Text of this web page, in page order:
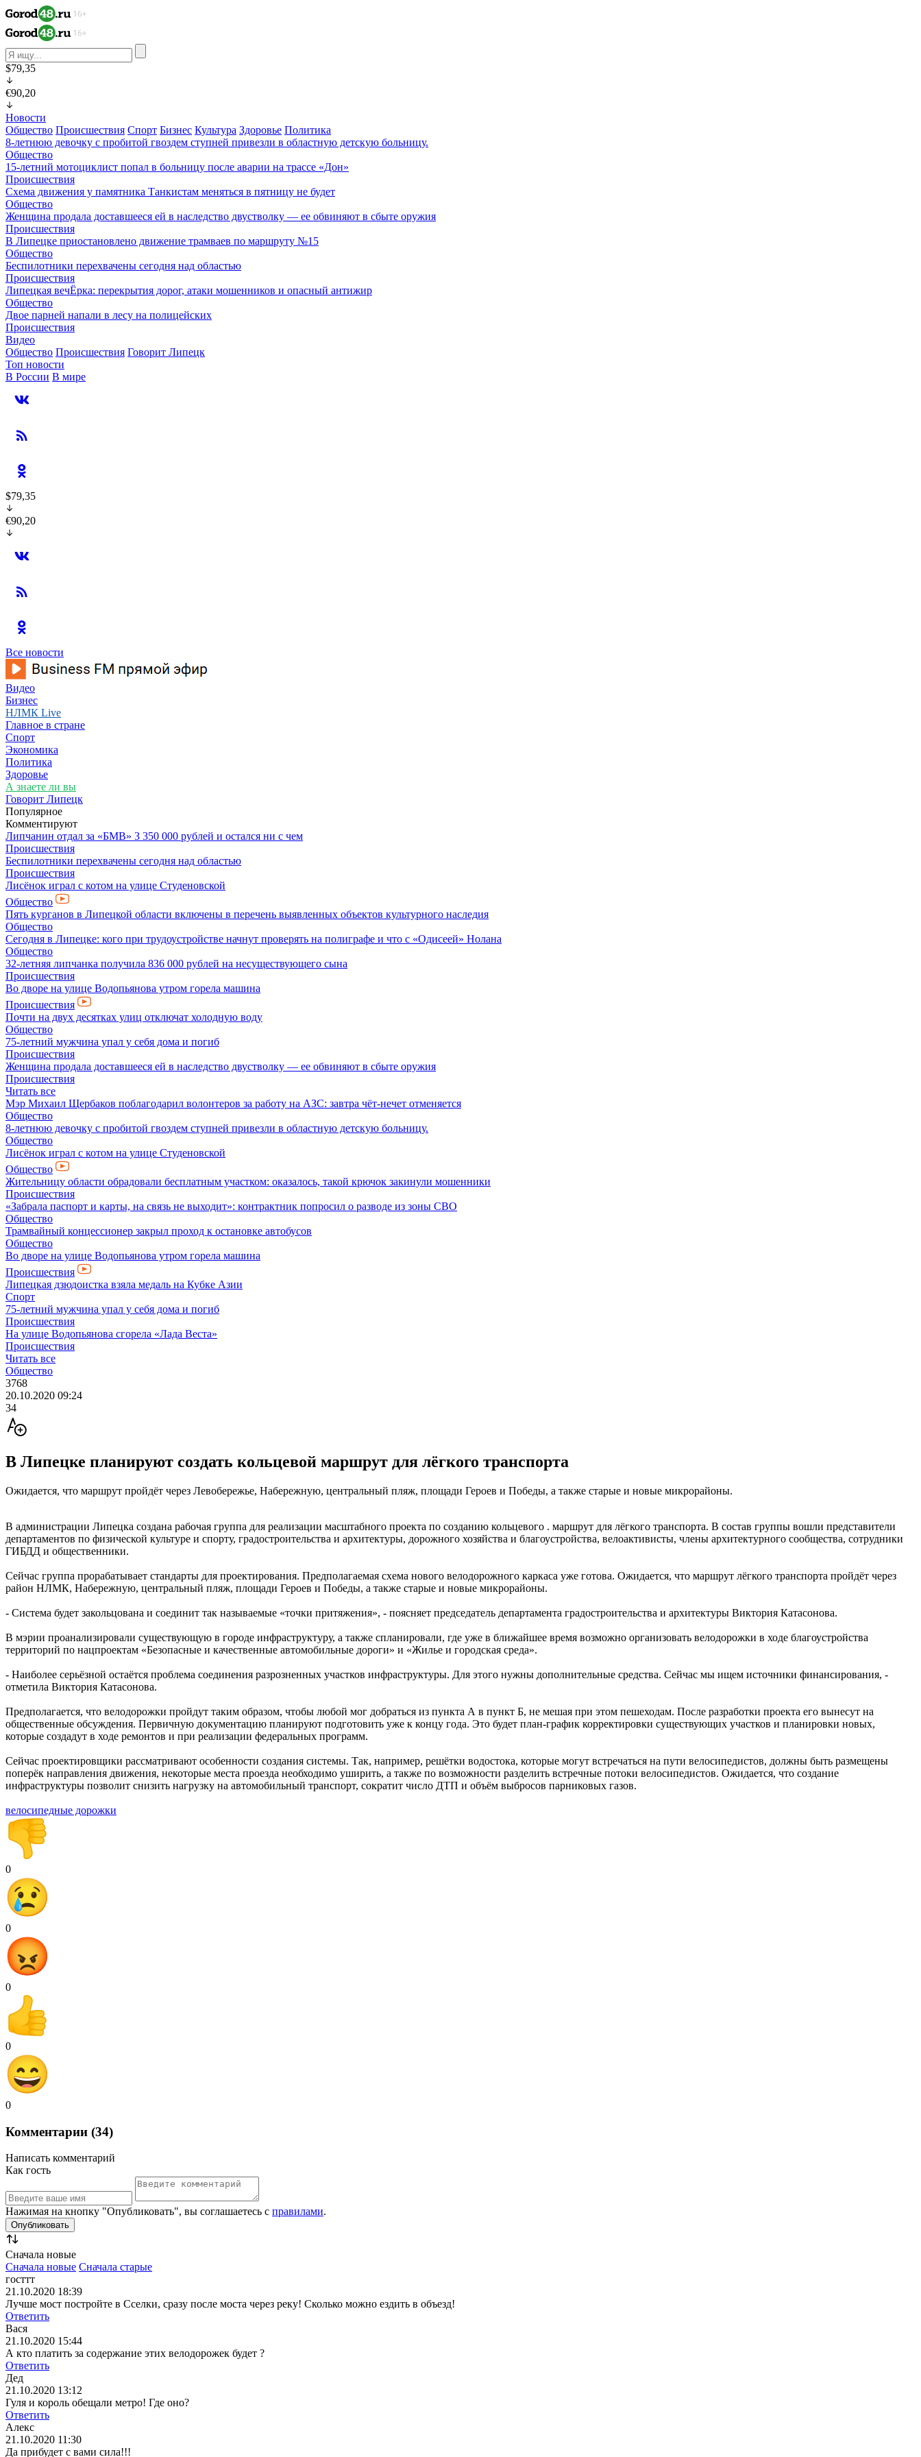
$79,35
€90,20
Новости
Общество Происшествия Спорт Бизнес Культура Здоровье Политика
8-летнюю девочку с пробитой гвоздем ступней привезли в областную детскую больницу.
Общество
15-летний мотоциклист попал в больницу после аварии на трассе «Дон»
Происшествия
Схема движения у памятника Танкистам меняться в пятницу не будет
Общество
Женщина продала доставшееся ей в наследство двустволку — ее обвиняют в сбыте оружия
Происшествия
В Липецке приостановлено движение трамваев по маршруту №15
Общество
Беспилотники перехвачены сегодня над областью
Происшествия
Липецкая вечЁрка: перекрытия дорог, атаки мошенников и опасный антижир
Общество
Двое парней напали в лесу на полицейских
Происшествия
Видео
Общество Происшествия Говорит Липецк
Топ новости
В России В мире
$79,35
€90,20
Все новости
Видео
Бизнес
НЛМК Live
Главное в стране
Спорт
Экономика
Политика
Здоровье
А знаете ли вы
Говорит Липецк
Популярное
Комментируют
Липчанин отдал за «БМВ» 3 350 000 рублей и остался ни с чем
Происшествия
Беспилотники перехвачены сегодня над областью
Происшествия
Лисёнок играл с котом на улице Студеновской
Общество
Пять курганов в Липецкой области включены в перечень выявленных объектов культурного наследия
Общество
Сегодня в Липецке: кого при трудоустройстве начнут проверять на полиграфе и что с «Одисеей» Нолана
Общество
32-летняя липчанка получила 836 000 рублей на несуществующего сына
Происшествия
Во дворе на улице Водопьянова утром горела машина
Происшествия
Почти на двух десятках улиц отключат холодную воду
Общество
75-летний мужчина упал у себя дома и погиб
Происшествия
Женщина продала доставшееся ей в наследство двустволку — ее обвиняют в сбыте оружия
Происшествия
Читать все
Мэр Михаил Щербаков поблагодарил волонтеров за работу на АЗС: завтра чёт-нечет отменяется
Общество
8-летнюю девочку с пробитой гвоздем ступней привезли в областную детскую больницу.
Общество
Лисёнок играл с котом на улице Студеновской
Общество
Жительницу области обрадовали бесплатным участком: оказалось, такой крючок закинули мошенники
Происшествия
«Забрала паспорт и карты, на связь не выходит»: контрактник попросил о разводе из зоны СВО
Общество
Трамвайный концессионер закрыл проход к остановке автобусов
Общество
Во дворе на улице Водопьянова утром горела машина
Происшествия
Липецкая дзюдоистка взяла медаль на Кубке Азии
Спорт
75-летний мужчина упал у себя дома и погиб
Происшествия
На улице Водопьянова сгорела «Лада Веста»
Происшествия
Читать все
Общество
3768
20.10.2020 09:24
34
В Липецке планируют создать кольцевой маршрут для лёгкого транспорта
Ожидается, что маршрут пройдёт через Левобережье, Набережную, центральный пляж, площади Героев и Победы, а также старые и новые микрорайоны.
В администрации Липецка создана рабочая группа для реализации масштабного проекта по созданию кольцевого . маршрут для лёгкого транспорта. В состав группы вошли представители
департаментов по физической культуре и спорту, градостроительства и архитектуры, дорожного хозяйства и благоустройства, велоактивисты, члены архитектурного сообщества, сотрудники
ГИБДД и общественники.
Сейчас группа прорабатывает стандарты для проектирования. Предполагаемая схема нового велодорожного каркаса уже готова. Ожидается, что маршрут лёгкого транспорта пройдёт через
район НЛМК, Набережную, центральный пляж, площади Героев и Победы, а также старые и новые микрорайоны.
- Система будет закольцована и соединит так называемые «точки притяжения», - поясняет председатель департамента градостроительства и архитектуры Виктория Катасонова.
В мэрии проанализировали существующую в городе инфраструктуру, а также спланировали, где уже в ближайшее время возможно организовать велодорожки в ходе благоустройства
территорий по нацпроектам «Безопасные и качественные автомобильные дороги» и «Жилье и городская среда».
- Наиболее серьёзной остаётся проблема соединения разрозненных участков инфраструктуры. Для этого нужны дополнительные средства. Сейчас мы ищем источники финансирования, -
отметила Виктория Катасонова.
Предполагается, что велодорожки пройдут таким образом, чтобы любой мог добраться из пункта А в пункт Б, не мешая при этом пешеходам. После разработки проекта его вынесут на
общественные обсуждения. Первичную документацию планируют подготовить уже к концу года. Это будет план-график корректировки существующих участков и планировки новых,
которые создадут в ходе ремонтов и при реализации федеральных программ.
Сейчас проектировщики рассматривают особенности создания системы. Так, например, решётки водостока, которые могут встречаться на пути велосипедистов, должны быть размещены
поперёк направления движения, некоторые места проезда необходимо уширить, а также по возможности разделить встречные потоки велосипедистов. Ожидается, что создание
инфраструктуры позволит снизить нагрузку на автомобильный транспорт, сократит число ДТП и объём выбросов парниковых газов.
велосипедные дорожки
0
0
0
0
0
Комментарии (34)
Написать комментарий
Как гость
Нажимая на кнопку "Опубликовать", вы соглашаетесь с правилами.
Сначала новые
Сначала новые Сначала старые
госттт
21.10.2020 18:39
Лучше мост постройте в Сселки, сразу после моста через реку! Сколько можно ездить в объезд!
Ответить
Вася
21.10.2020 15:44
А кто платить за содержание этих велодорожек будет ?
Ответить
Дед
21.10.2020 13:12
Гуля и король обещали метро! Где оно?
Ответить
Алекс
21.10.2020 11:30
Да прибудет с вами сила!!!